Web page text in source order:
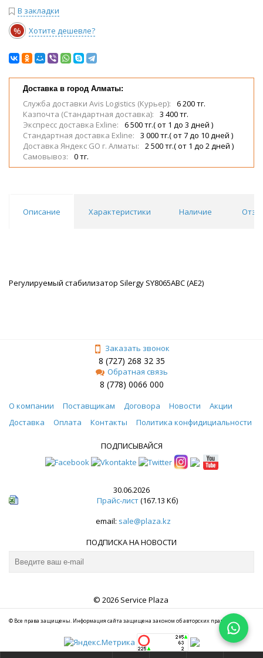
В закладки
% Хотите дешевле?
Доставка в город Алматы:
Служба доставки Avis Logistics (Курьер):
6 200 тг.
Казпочта (Стандартная доставка):
3 400 тг.
Экспресс доставка Exline:
6 500 тг.( от 1 до 3 дней )
Стандартная доставка Exline:
3 000 тг.( от 7 до 10 дней )
Доставка Яндекс GO г. Алматы:
2 500 тг.( от 1 до 2 дней )
Самовывоз:
0 тг.
Описание Характеристики Наличие
Регулируемый стабилизатор Silergy SY8065ABC (AE2)
Заказать звонок
8 (727) 268 32 35
Обратная связь
8 (778) 0066 000
О компании Поставщикам Договора Новости
Акции
Доставка
Оплата Контакты Политика конфидициальности
ПОДПИСЫВАЙСЯ
30.06.2026
Прайс-лист(167.13 Кб)
email: sale@plaza.kz
ПОДПИСКА НА НОВОСТИ
© 2026 Service Plaza
© Все права защищены. Информация сайта защищена законом об авторских правах.